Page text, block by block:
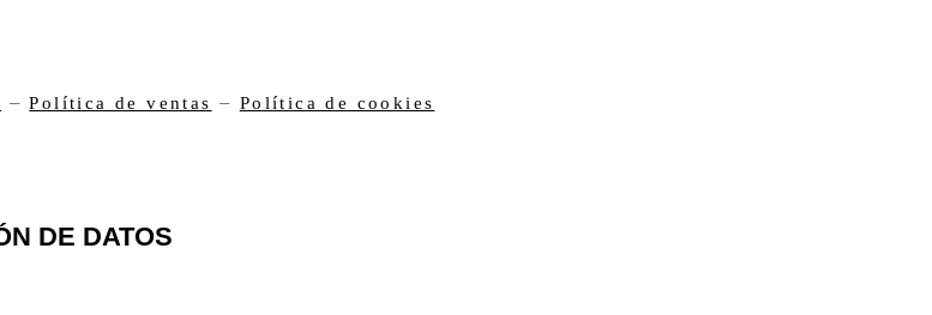
–Política de ventas – Política de cookies
DE DATOS